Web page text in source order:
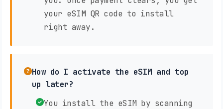
your eSIM QR code to install
right away.
How do I activate the eSIM and top
up later?
You install the eSIM by scanning